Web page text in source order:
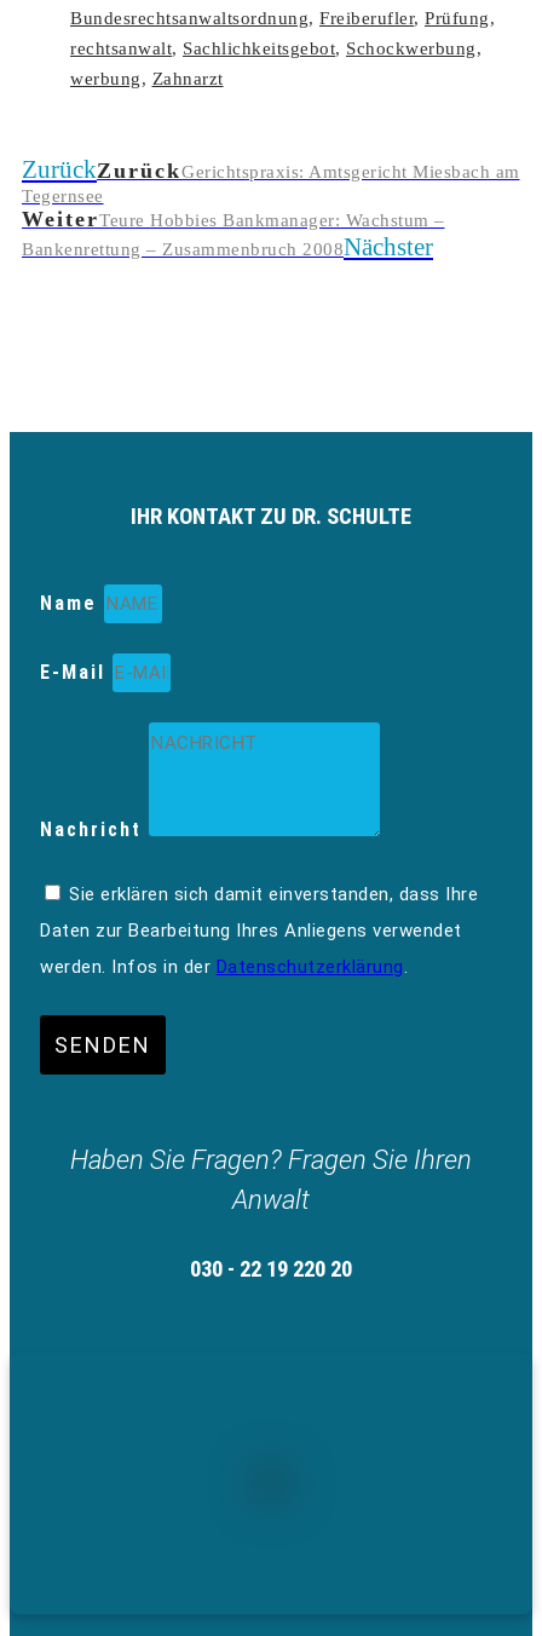
Bundesrechtsanwaltsordnung, Freiberufler, Prüfung,
rechtsanwalt, Sachlichkeitsgebot, Schockwerbung,
werbung, Zahnarzt
ZurückZurückGerichtspraxis: Amtsgericht Miesbach am
Tegernsee
WeiterTeure Hobbies Bankmanager: Wachstum –
Bankenrettung – Zusammenbruch 2008Nächster
IHR KONTAKT ZU DR. SCHULTE
Name
E-Mail
Nachricht
Sie erklären sich damit einverstanden, dass Ihre
Daten zur Bearbeitung Ihres Anliegens verwendet
werden. Infos in der Datenschutzerklärung.
SENDEN
Haben Sie Fragen? Fragen Sie Ihren
Anwalt
030 - 22 19 220 20